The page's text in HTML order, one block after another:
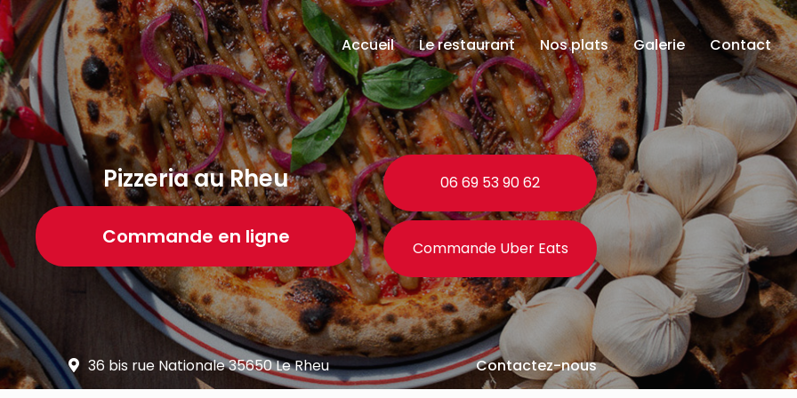
principale
Accueil
Le restaurant Nos plats Galerie Contact
Pizzeria au Rheu
Commande en ligne
06 69 53 90 62
Commande Uber Eats
36 bis rue Nationale 35650 Le Rheu Contactez-nous